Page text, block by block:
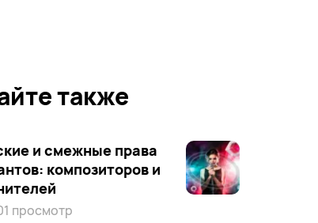
также
и смежные права
композиторов и
просмотр